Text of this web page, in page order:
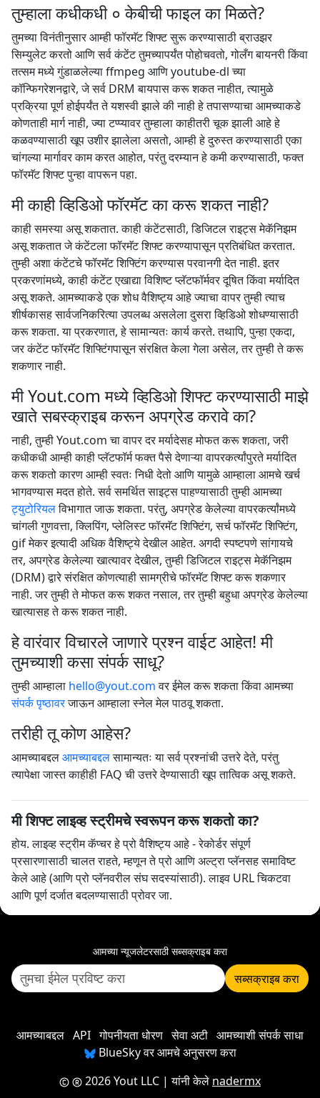
तुम्हाला कधीकधी ० केबीची फाइल का मिळते?
तुमच्या विनंतीनुसार आम्ही फॉरमॅट शिफ्ट सुरू करण्यासाठी ब्राउझर
सिम्युलेट करतो आणि सर्व कंटेंट तुमच्यापर्यंत पोहोचवतो, गोलँग बायनरी किंवा
तत्सम मध्ये गुंडाळलेल्या ffmpeg आणि youtube-dl च्या
कॉन्फिगरेशनद्वारे, जे सर्व DRM बायपास करू शकत नाहीत, त्यामुळे
प्रक्रिया पूर्ण होईपर्यंत ते यशस्वी झाले की नाही हे तपासण्याचा आमच्याकडे
कोणताही मार्ग नाही, ज्या टप्प्यावर तुम्हाला काहीतरी चूक झाली आहे हे
कळवण्यासाठी खूप उशीर झालेला असतो, आम्ही हे दुरुस्त करण्यासाठी एका
चांगल्या मार्गावर काम करत आहोत, परंतु दरम्यान हे कमी करण्यासाठी, फक्त
फॉरमॅट शिफ्ट पुन्हा वापरून पहा.
मी काही व्हिडिओ फॉरमॅट का करू शकत नाही?
काही समस्या असू शकतात. काही कंटेंटसाठी, डिजिटल राइट्स मेकॅनिझम
असू शकतात जे कंटेंटला फॉरमॅट शिफ्ट करण्यापासून प्रतिबंधित करतात.
तुम्ही अशा कंटेंटचे फॉरमॅट शिफ्टिंग करण्यास परवानगी देत नाही. इतर
प्रकरणांमध्ये, काही कंटेंट एखाद्या विशिष्ट प्लॅटफॉर्मवर दूषित किंवा मर्यादित
असू शकते. आमच्याकडे एक शोध वैशिष्ट्य आहे ज्याचा वापर तुम्ही त्याच
शीर्षकासह सार्वजनिकरित्या उपलब्ध असलेला दुसरा व्हिडिओ शोधण्यासाठी
करू शकता. या प्रकरणात, हे सामान्यतः कार्य करते. तथापि, पुन्हा एकदा,
जर कंटेंट फॉरमॅट शिफ्टिंगपासून संरक्षित केला गेला असेल, तर तुम्ही ते करू
शकणार नाही.
मी Yout.com मध्ये व्हिडिओ शिफ्ट करण्यासाठी माझे
खाते सबस्क्राइब करून अपग्रेड करावे का?
नाही, तुम्ही Yout.com चा वापर दर मर्यादेसह मोफत करू शकता, जरी
कधीकधी आम्ही काही प्लॅटफॉर्म फक्त पैसे देणाऱ्या वापरकर्त्यांपुरते मर्यादित
करू शकतो कारण आम्ही स्वतः निधी देतो आणि यामुळे आम्हाला आमचे खर्च
भागवण्यास मदत होते. सर्व समर्थित साइट्स पाहण्यासाठी तुम्ही आमच्या
ट्युटोरियलविभागात जाऊ शकता. परंतु, अपग्रेड केलेल्या वापरकर्त्यांमध्ये
चांगली गुणवत्ता, क्लिपिंग, प्लेलिस्ट फॉरमॅट शिफ्टिंग, सर्च फॉरमॅट शिफ्टिंग,
gif मेकर इत्यादी अधिक वैशिष्ट्ये देखील आहेत. अगदी स्पष्टपणे सांगायचे
तर, अपग्रेड केलेल्या खात्यावर देखील, तुम्ही डिजिटल राइट्स मेकॅनिझम
(DRM) द्वारे संरक्षित कोणत्याही सामग्रीचे फॉरमॅट शिफ्ट करू शकणार
नाही. जर तुम्ही ते मोफत करू शकत नसाल, तर तुम्ही बहुधा अपग्रेड केलेल्या
खात्यासह ते करू शकत नाही.
हे वारंवार विचारले जाणारे प्रश्न वाईट आहेत! मी
तुमच्याशी कसा संपर्क साधू?
तुम्ही आम्हाला hello@yout.comवर ईमेल करू शकता किंवा आमच्या
संपर्क पृष्ठावरजाऊन आम्हाला स्नेल मेल पाठवू शकता.
तरीही तू कोण आहेस?
आमच्याबद्दलआमच्याबद्दलसामान्यतः या सर्व प्रश्नांची उत्तरे देते, परंतु
त्यापेक्षा जास्त काहीही FAQ ची उत्तरे देण्यासाठी खूप तात्विक असू शकते.
मी शिफ्ट लाइव्ह स्ट्रीमचे स्वरूपन करू शकतो का?
होय. लाइव्ह स्ट्रीम कॅप्चर हे प्रो वैशिष्ट्य आहे - रेकोर्डर संपूर्ण
प्रसारणासाठी चालत राहते, म्हणून ते प्रो आणि अल्ट्रा प्लॅनसह समाविष्ट
केले आहे (आणि प्रो प्लॅनवरील संघ सदस्यांसाठी). लाइव URL चिकटवा
आणि पूर्ण दर्जात बदलण्यासाठी प्रोवर जा.
आमच्या न्यूजलेटरसाठी सब्सक्राइब करा
सब्सक्राइब करा
आमच्याबद्दल API गोपनीयता धोरण सेवा अटी आमच्याशी संपर्क साधा
BlueSky वर आमचे अनुसरण करा
2026 Yout LLC | यांनी केले nadermx